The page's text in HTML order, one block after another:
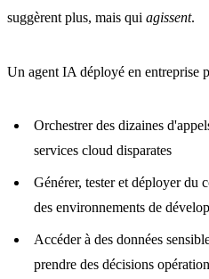
suggèrent plus, mais qui agissent.
Un agent IA déployé en entreprise
Orchestrer des dizaines
services cloud disparates
Générer, tester et déployer du
des environnements de
Accéder à des données
prendre des décisions